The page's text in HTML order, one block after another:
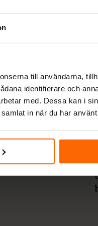
till användarna,
identifierare och
med. Dessa kan i
in när du har